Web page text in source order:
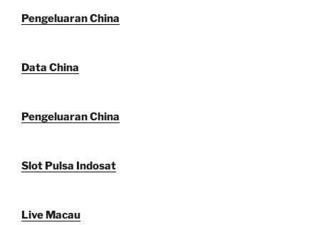
Pengeluaran China
Data China
Pengeluaran China
Slot Pulsa Indosat
Live Macau